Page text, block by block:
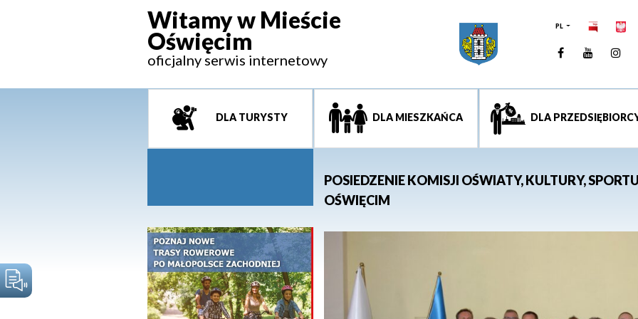
Witamy w Mieście
Oświęcim
oficjalny serwis internetowy
PL
Facebook
DLA TURYSTY DLA MIESZKAŃCA DLA
POSIEDZENIE KOMISJI OŚWIATY, KULTURY,
OŚWIĘCIM